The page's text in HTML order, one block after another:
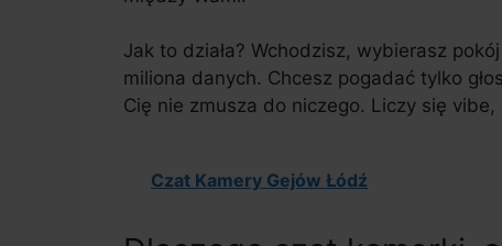
Jak to działa? Wchodzisz, wybierasz
miliona danych. Chcesz pogadać tylko
Cię nie zmusza do niczego. Liczy się vibe,
Czat Kamery Gejów Łódź